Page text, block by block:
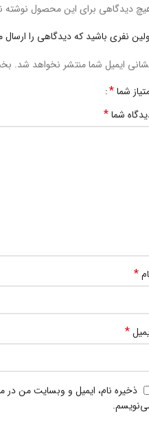
دیدگاهی برای این محصول
نفری باشید که دیدگاهی را ارسال
ایمیل شما منتشر نخواهد شد.
شما*
شما*
*
*
ذخیره نام، ایمیل و وبسایت من در